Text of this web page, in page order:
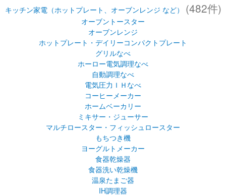
キッチン家電（ホットプレート、オーブンレンジ など） (482件)
オーブントースター
オーブンレンジ
ホットプレート・デイリーコンパクトプレート
グリルなべ
ホーロー電気調理なべ
自動調理なべ
電気圧力ＩＨなべ
コーヒーメーカー
ホームベーカリー
ミキサー・ジューサー
マルチロースター・フィッシュロースター
もちつき機
ヨーグルトメーカー
食器乾燥器
食器洗い乾燥機
温泉たまご器
IH調理器